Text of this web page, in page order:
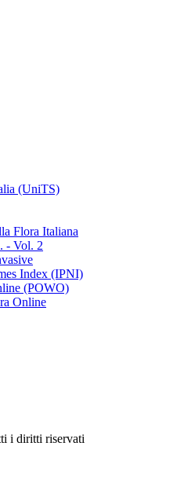
(UniTS)
Flora Italiana
- Vol. 2
Index (IPNI)
(POWO)
Online
i diritti riservati